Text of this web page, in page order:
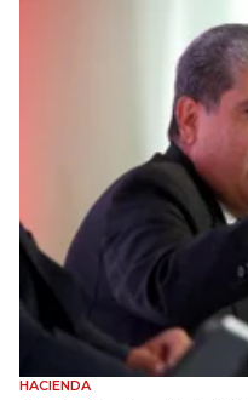
HACIENDA